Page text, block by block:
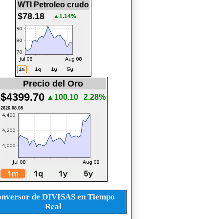
WTI Petroleo crudo
$78.18 ▲1.14%
Precio del Oro
$4399.70 ▲100.10 2.28%
2026.08.08
de DIVISAS en Tiempo
Real